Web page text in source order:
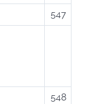
547
548